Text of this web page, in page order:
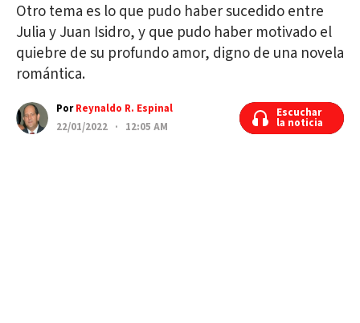
Otro tema es lo que pudo haber sucedido entre
Julia y Juan Isidro, y que pudo haber motivado el
quiebre de su profundo amor, digno de una novela
romántica.
PorReynaldo R. Espinal
22/01/2022 · 12:05 AM
Escuchar
la noticia
Escuchar
la noticia